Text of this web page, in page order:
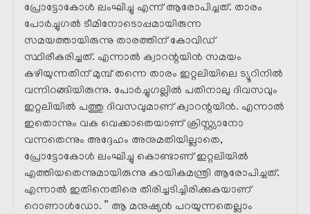
പ്രോട്ടോകോൾ ലംഘിച്ചു എന്ന് ആരോപിച്ചത്. താരം
പോർച്ചുഗൽ ടീമിനോടൊപ്പമായിരുന്ന
സമയത്തായിരുന്നു താരത്തിന് കോവിഡ്
സ്ഥിരീകരിച്ചത്. എന്നാൽ ക്വാറന്റയിൻ സമയം
കഴിയുന്നതിന് മുമ്പ് തന്നെ താരം ഇറ്റലിയിലെ ട്യൂറിനിൽ
വന്നിറങ്ങിയിരുന്നു. പോർച്ചുഗല്ലിൽ പതിനാലു ദിവസവും
ഇറ്റലിയിൽ പത്തു ദിവസവുമാണ് ക്വാറന്റയിൻ. എന്നാൽ
ഇതൊന്നും വക വെക്കാതെയാണ് ക്രിസ്റ്റ്യാനോ
വന്നതെന്നും അദ്ദേഹം അനുമതിയില്ലാതെ,
പ്രോട്ടോകോൾ ലംഘിച്ചു കൊണ്ടാണ് ഇറ്റലിയിൽ
എത്തിയതെന്നുമായിരുന്നു കായികമന്ത്രി ആരോപിച്ചത്.
എന്നാൽ ഇതിനെതിരെ തിരിച്ചടിച്ചിരിക്കുകയാണ്
റൊണാൾഡോ. ” ആ മനുഷ്യൻ പറയുന്നതെല്ലാം